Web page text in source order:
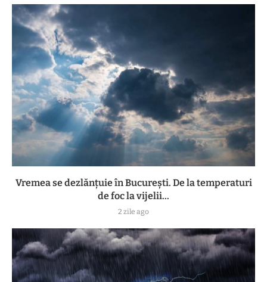
Vremea se dezlănțuie în București. De la temperaturi
de foc la vijelii...
2 zile ago